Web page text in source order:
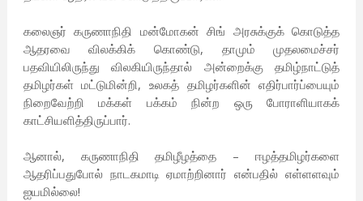
கலைஞர் கருணாநிதி மன்மோகன் சிங் அரசுக்குக் கொடுத்த
ஆதரவை விலக்கிக் கொண்டு, தாமும் முதலமைச்சர்
பதவியிலிருந்து விலகியிருந்தால் அன்றைக்கு தமிழ்நாட்டுத்
தமிழர்கள் மட்டுமின்றி, உலகத் தமிழர்களின் எதிர்பார்ப்பையும்
நிறைவேற்றி மக்கள் பக்கம் நின்ற ஒரு போராளியாகக்
காட்சியளித்திருப்பார்.
ஆனால், கருணாநிதி தமிழீழத்தை – ஈழத்தமிழர்களை
ஆதரிப்பதுபோல் நாடகமாடி ஏமாற்றினார் என்பதில் எள்ளளவும்
ஐயமில்லை!